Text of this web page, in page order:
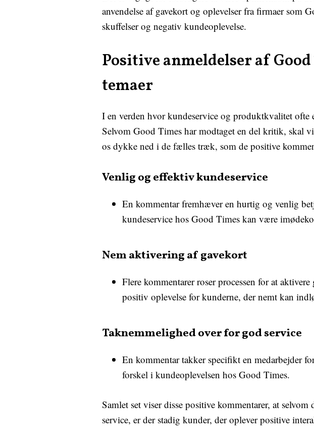
anvendelse af gavekort og oplevelser fra firmaer
skuffelser og negativ kundeoplevelse.
Positive anmeldelser af
temaer
I en verden hvor kundeservice og produktkvalitet ofte
Selvom Good Times har modtaget en del kritik, skal
os dykke ned i de fælles træk, som de positive
Venlig og effektiv kundeservice
En kommentar fremhæver en hurtig og venlig
kundeservice hos Good Times kan være
Nem aktivering af gavekort
Flere kommentarer roser processen for at
positiv oplevelse for kunderne, der nemt kan
Taknemmelighed over for god service
En kommentar takker specifikt en medarbejder
forskel i kundeoplevelsen hos Good Times.
Samlet set viser disse positive kommentarer, at
service, er der stadig kunder, der oplever positive